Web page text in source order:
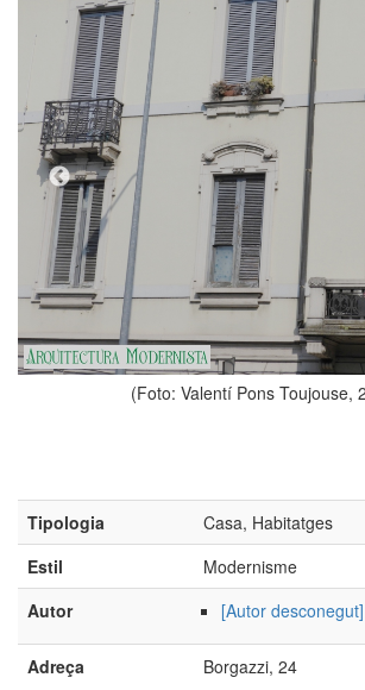
Toujouse, 2025)
Tipologia
Casa, Habitatges
Estil
Modernisme
Autor
[Autor desconegut]
Adreça Borgazzi, 24